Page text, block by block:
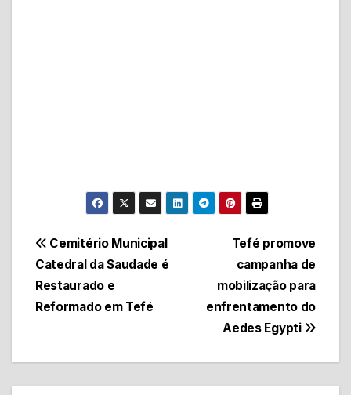
Navegação
de
Post
Tefé promove
campanha de
mobilização para
enfrentamento do
Aedes Egypti
Cemitério Municipal
Catedral da Saudade é
Restaurado e
Reformado em Tefé